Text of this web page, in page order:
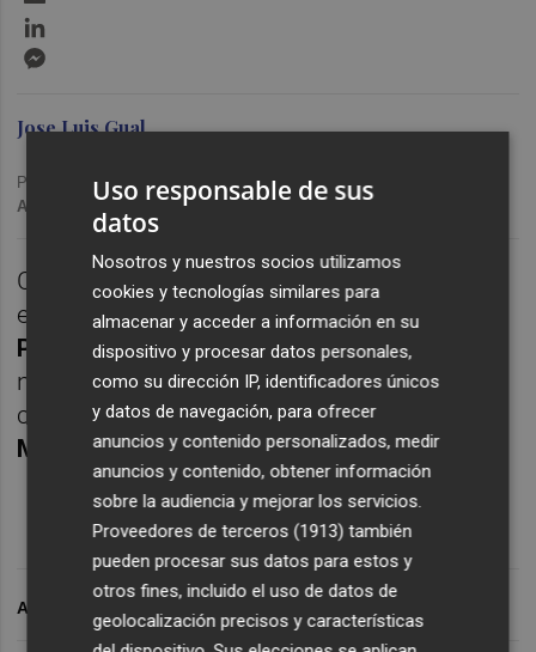
Jose Luis Gual
Publicado: 05/12/2024 ·22:54
Actualizado: 06/12/2024 · 06:01
CASTELLÓ. Transmisión íntegra de la
eliminatoria de Copa del Reyentre la
Ponferradinay elCD Castellón. Con la
narración deJosé Luis Gualy los
comentarios deLuis PastoryAlejandro
Moll
ARCHIVADO EN
Uso responsable de sus
datos
Nosotros y nuestros socios utilizamos
cookies y tecnologías similares para
almacenar y acceder a información en su
dispositivo y procesar datos personales,
como su dirección IP, identificadores únicos
y datos de navegación, para ofrecer
anuncios y contenido personalizados, medir
anuncios y contenido, obtener información
sobre la audiencia y mejorar los servicios.
Proveedores de terceros (1913) también
pueden procesar sus datos para estos y
otros fines, incluido el uso de datos de
geolocalización precisos y características